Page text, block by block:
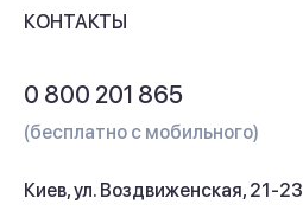
Контакты
КОНТАКТЫ
0 800 201 865
(бесплатно с мобильного)
Киев, ул. Воздвиженская, 21-23